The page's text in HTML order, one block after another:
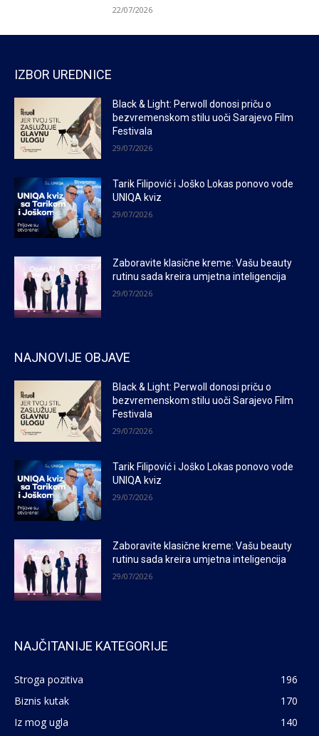
22/07/2026
IZBOR UREDNICE
Black & Light: Perwoll donosi priču o
bezvremenskom stilu uoči Sarajevo Film
Festivala
29/07/2026
Tarik Filipović i Joško Lokas ponovo vode
UNIQA kviz
29/07/2026
Zaboravite klasične kreme: Vašu beauty
rutinu sada kreira umjetna inteligencija
29/07/2026
NAJNOVIJE OBJAVE
Black & Light: Perwoll donosi priču o
bezvremenskom stilu uoči Sarajevo Film
Festivala
29/07/2026
Tarik Filipović i Joško Lokas ponovo vode
UNIQA kviz
29/07/2026
Zaboravite klasične kreme: Vašu beauty
rutinu sada kreira umjetna inteligencija
29/07/2026
NAJČITANIJE KATEGORIJE
Stroga pozitiva
196
Biznis kutak
170
Iz mog ugla
140